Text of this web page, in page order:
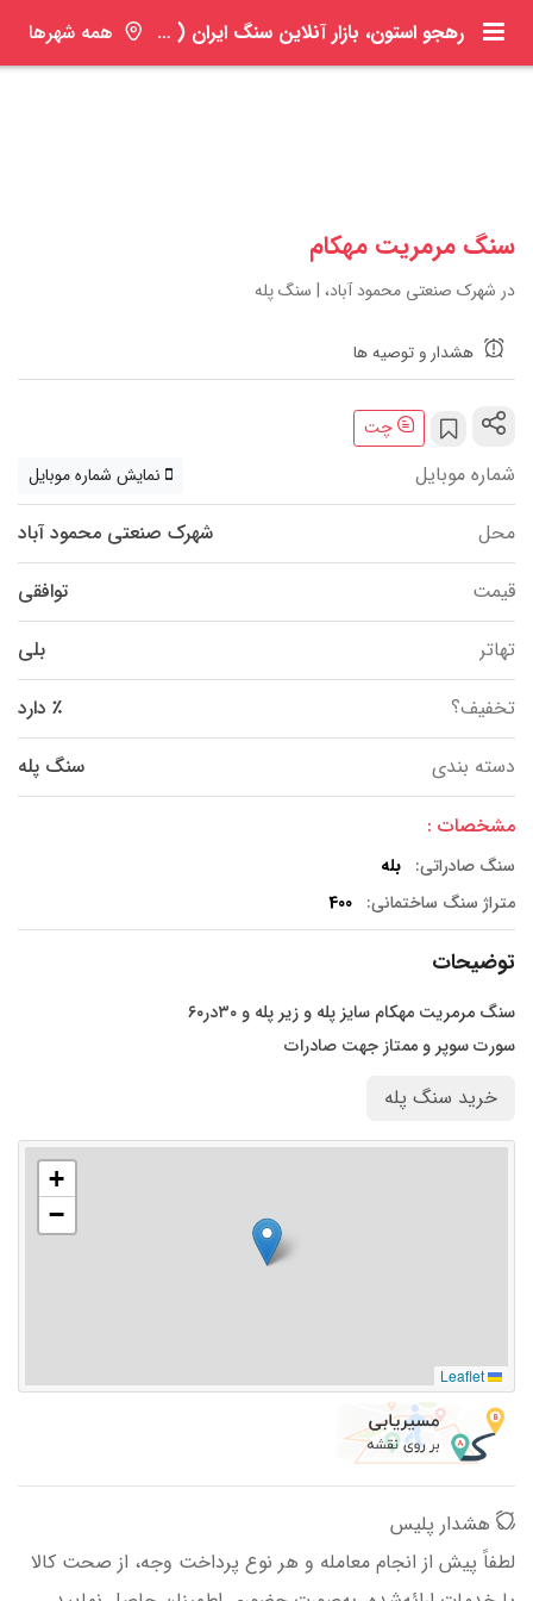
رهجو استون، بازار آنلاین سنگ ایران ( ره جو ) همه شهرها
سنگ مرمریت مهکام
در شهرک صنعتی محمود آباد، | سنگ پله
هشدار و توصیه ها
چت
شماره موبایل نمایش شماره موبایل
محل
شهرک صنعتی محمود آباد
قیمت
توافقی
تهاتر
بلی
تخفیف؟
٪ دارد
دسته بندی
سنگ پله
مشخصات :
سنگ صادراتی: بله
متراژ سنگ ساختمانی: 400
توضیحات
سنگ مرمریت مهکام سایز پله و زیر پله و ۳۰در۶۰
سورت سوپر و ممتاز جهت صادرات
خرید سنگ پله
+
−
هشدار پلیس
لطفاً پیش از انجام معامله و هر نوع پرداخت وجه، از صحت کالا